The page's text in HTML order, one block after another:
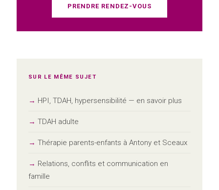
PRENDRE RENDEZ-VOUS
SUR LE MÊME SUJET
HPI, TDAH, hypersensibilité — en savoir plus
TDAH adulte
Thérapie parents-enfants à Antony et Sceaux
Relations, conflits et communication en
famille